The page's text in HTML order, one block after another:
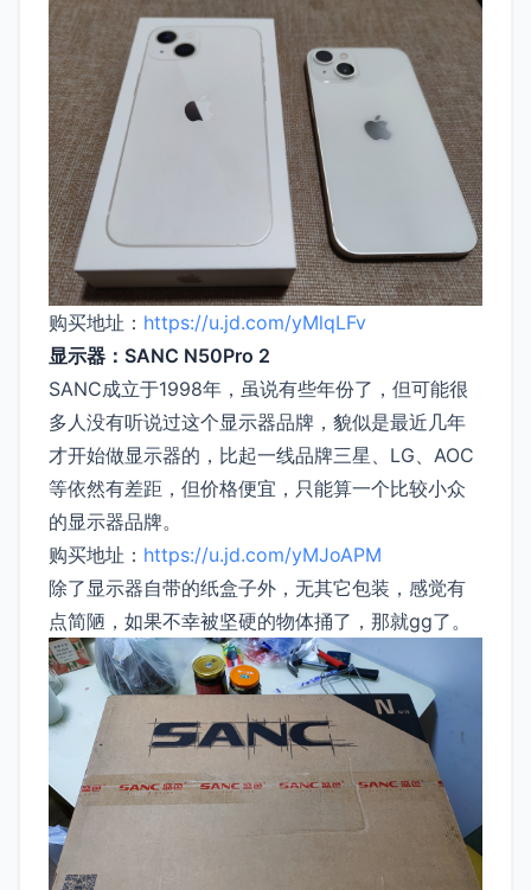
购买地址： https://u.jd.com/yMlqLFv
显示器：SANC N50Pro 2
SANC成立于1998年，虽说有些年份了，但可能很
多人没有听说过这个显示器品牌，貌似是最近几年
才开始做显示器的，比起一线品牌三星、LG、AOC
等依然有差距，但价格便宜，只能算一个比较小众
的显示器品牌。
购买地址： https://u.jd.com/yMJoAPM
除了显示器自带的纸盒子外，无其它包装，感觉有
点简陋，如果不幸被坚硬的物体捅了，那就gg了。